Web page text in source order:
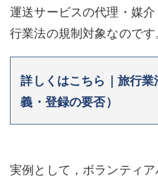
運送サービスの代理・媒
行業法の規制対象なのです
詳しくはこちら｜旅行
義・登録の要否）
実例として，ボランティ